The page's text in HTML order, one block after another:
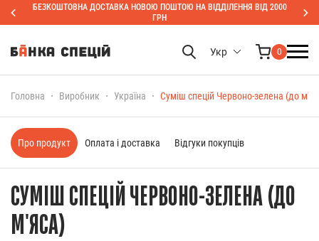
БЕЗКОШТОВНА ДОСТАВКА НОВОЮ ПОШТОЮ НА ВІДДІЛЕННЯ ВІД 2000
ГРН
Укр 0
Головна Виробник Україна Суміш спецій Червоно-зелена (до
СУМІШ СПЕЦІЙ ЧЕРВОНО-ЗЕЛЕНА (ДО
М'ЯСА)
Про продукт Оплата і доставка Відгуки покупців